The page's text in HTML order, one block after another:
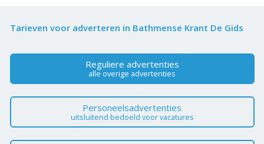
Tarieven voor adverteren in Bathmense Krant De Gids
Reguliere advertenties
alle overige advertenties
Personeelsadvertenties
uitsluitend bedoeld voor vacatures